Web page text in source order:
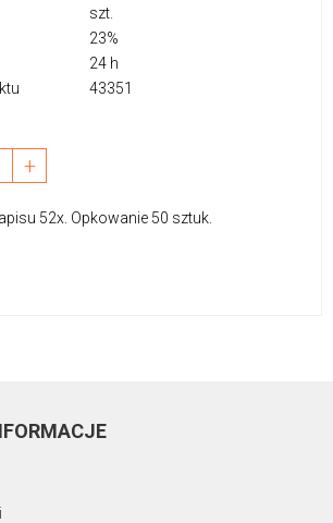
szt.
23%
24 h
43351
+
52x. Opkowanie 50 sztuk.